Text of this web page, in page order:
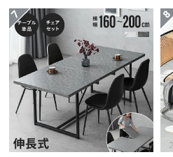
い
て
搬
入
経
路
つ
省スペースでお部屋すっき
スペースを無駄なく活用で
部屋を広々見せてくれます。